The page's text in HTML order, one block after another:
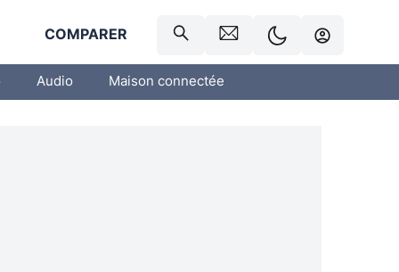
COMPARER
Audio Maison connectée